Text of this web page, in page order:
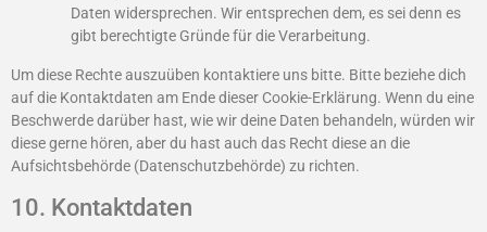
Daten widersprechen. Wir entsprechen dem, es sei denn es
gibt berechtigte Gründe für die Verarbeitung.
Um diese Rechte auszuüben kontaktiere uns bitte. Bitte beziehe dich
auf die Kontaktdaten am Ende dieser Cookie-Erklärung. Wenn du eine
Beschwerde darüber hast, wie wir deine Daten behandeln, würden wir
diese gerne hören, aber du hast auch das Recht diese an die
Aufsichtsbehörde (Datenschutzbehörde) zu richten.
10. Kontaktdaten